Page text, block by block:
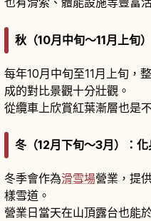
秋（10月中旬～11月上旬
每年10月中旬至11月上旬，
成的對比景觀十分壯觀。
從纜車上欣賞紅葉漸層也是
冬（12月下旬～3月）：
冬季會作為滑雪場營業，提
樣雪道。
營業日當天在山頂露台也能